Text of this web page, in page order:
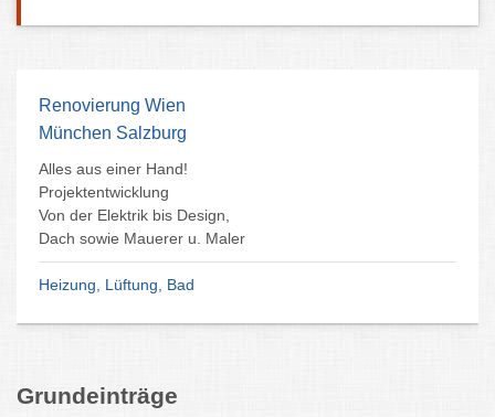
Renovierung Wien
München Salzburg
Alles aus einer Hand!
Projektentwicklung
Von der Elektrik bis Design,
Dach sowie Mauerer u. Maler
Heizung, Lüftung, Bad
Grundeinträge